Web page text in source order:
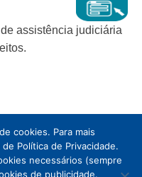
assistência judiciária
cookies. Para mais
Política de Privacidade.
necessários (sempre
de publicidade.